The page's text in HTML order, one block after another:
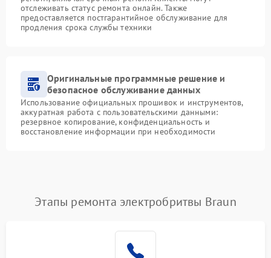
отслеживать статус ремонта онлайн. Также
предоставляется постгарантийное обслуживание для
продления срока службы техники
Оригинальные программные решение и
безопасное обслуживание данных
Использование официальных прошивок и инструментов,
аккуратная работа с пользовательскими данными:
резервное копирование, конфиденциальность и
восстановление информации при необходимости
Этапы ремонта электробритвы Braun